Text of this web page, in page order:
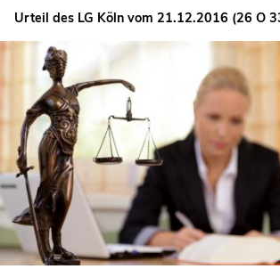
Urteil des LG Köln vom 21.12.2016 (26 O